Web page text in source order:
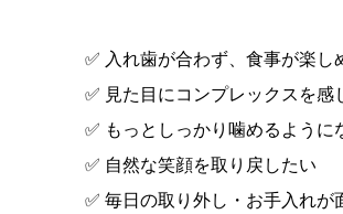
✅ 入れ歯が合わず、食事が楽し
✅ 見た目にコンプレックスを感
✅ もっとしっかり噛めるように
✅ 自然な笑顔を取り戻したい
✅ 毎日の取り外し・お手入れが